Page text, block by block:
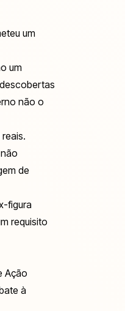
um
um
não o
de
figura
requisito
Ação
à